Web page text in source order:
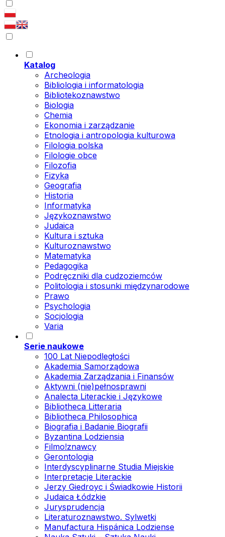
Katalog
Archeologia
Bibliologia i informatologia
Bibliotekoznawstwo
Biologia
Chemia
Ekonomia i zarządzanie
Etnologia i antropologia kulturowa
Filologia polska
Filologie obce
Filozofia
Fizyka
Geografia
Historia
Informatyka
Językoznawstwo
Judaica
Kultura i sztuka
Kulturoznawstwo
Matematyka
Pedagogika
Podręczniki dla cudzoziemców
Politologia i stosunki międzynarodowe
Prawo
Psychologia
Socjologia
Varia
Serie naukowe
100 Lat Niepodległości
Akademia Samorządowa
Akademia Zarządzania i Finansów
Aktywni (nie)pełnosprawni
Analecta Literackie i Językowe
Bibliotheca Litteraria
Bibliotheca Philosophica
Biografia i Badanie Biografii
Byzantina Lodziensia
Filmo!znawcy
Gerontologia
Interdyscyplinarne Studia Miejskie
Interpretacje Literackie
Jerzy Giedroyc i Świadkowie Historii
Judaica Łódzkie
Jurysprudencja
Literaturoznawstwo. Sylwetki
Manufactura Hispánica Lodziense